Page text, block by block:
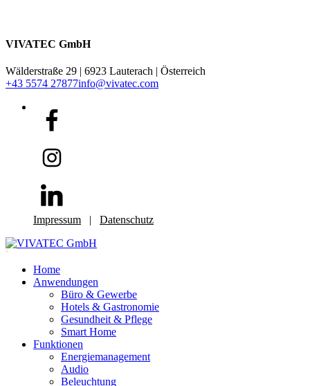
VIVATEC GmbH
Wälderstraße 29 | 6923 Lauterach | Österreich
+43 5574 27877info@vivatec.com
Impressum Datenschutz
Home
Anwendungen
Büro & Gewerbe
Hotels & Gastronomie
Gesundheit & Pflege
Smart Home
Funktionen
Energiemanagement
Audio
Beleuchtung